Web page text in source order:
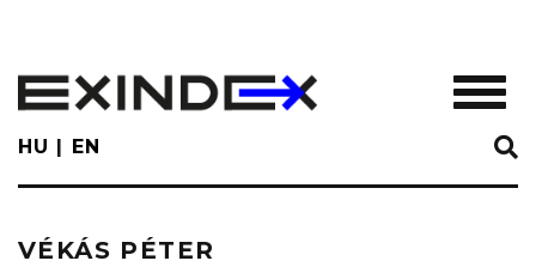
main
content
HU EN
VÉKÁS PÉTER